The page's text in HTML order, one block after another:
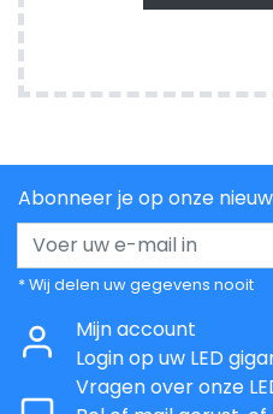
Abonneer je op onze
* Wij delen uw gegevens nooit
Mijn account
Login op uw LED
Vragen over onze